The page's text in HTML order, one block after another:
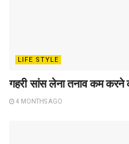
LIFE STYLE
गहरी सांस लेना तनाव कम
4 MONTHS AGO